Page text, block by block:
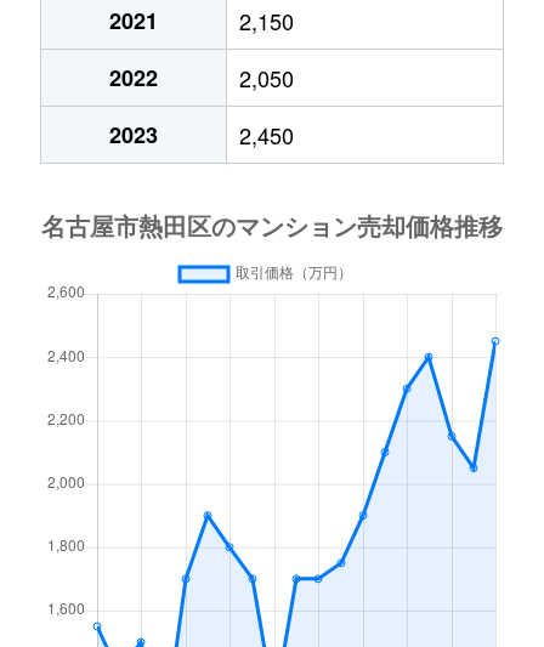
横田
2,100万円 西高蔵
横田
4,800万円 西高蔵
2021
2,150
2022
2,050
2023
2,450